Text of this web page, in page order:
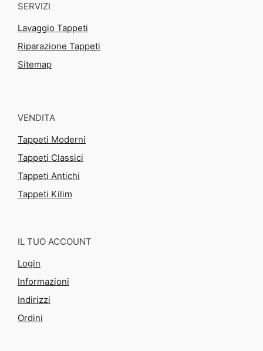
SERVIZI
Lavaggio Tappeti
Riparazione Tappeti
Sitemap
VENDITA
Tappeti Moderni
Tappeti Classici
Tappeti Antichi
Tappeti Kilim
IL TUO ACCOUNT
Login
Informazioni
Indirizzi
Ordini